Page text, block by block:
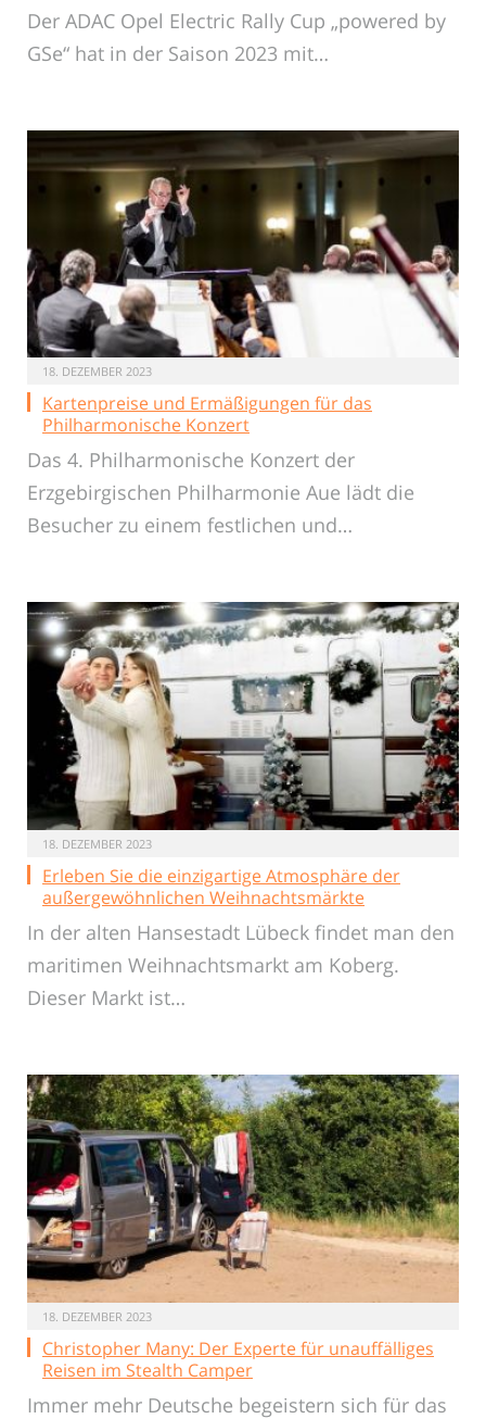
Der ADAC Opel Electric Rally Cup „powered by
GSe“ hat in der Saison 2023 mit…
18. DEZEMBER 2023
Kartenpreise und Ermäßigungen für das
Philharmonische Konzert
Das 4. Philharmonische Konzert der
Erzgebirgischen Philharmonie Aue lädt die
Besucher zu einem festlichen und…
18. DEZEMBER 2023
Erleben Sie die einzigartige Atmosphäre der
außergewöhnlichen Weihnachtsmärkte
In der alten Hansestadt Lübeck findet man den
maritimen Weihnachtsmarkt am Koberg.
Dieser Markt ist…
18. DEZEMBER 2023
Christopher Many: Der Experte für unauffälliges
Reisen im Stealth Camper
Immer mehr Deutsche begeistern sich für das